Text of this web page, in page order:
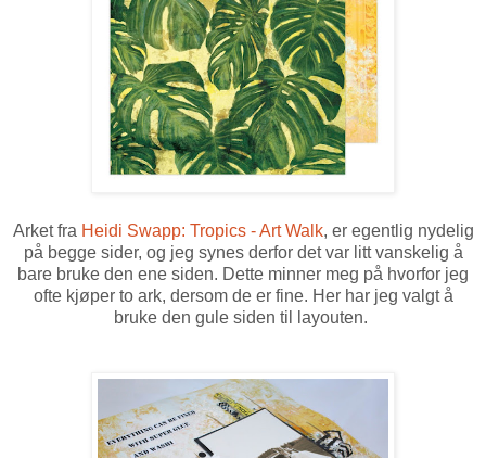
Arket fra Heidi Swapp: Tropics - Art Walk, er egentlig nydelig
på begge sider, og jeg synes derfor det var litt vanskelig å
bare bruke den ene siden. Dette minner meg på hvorfor jeg
ofte kjøper to ark, dersom de er fine. Her har jeg valgt å
bruke den gule siden til layouten.